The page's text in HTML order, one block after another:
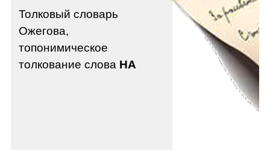
Толковый словарь
Ожегова,
топонимическое
толкование слова НА